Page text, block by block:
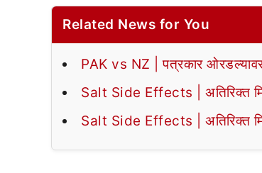
Related News for You
PAK vs NZ | पत्रकार
Salt Side Effects | अतिरिक्त
Salt Side Effects | अतिरिक्त